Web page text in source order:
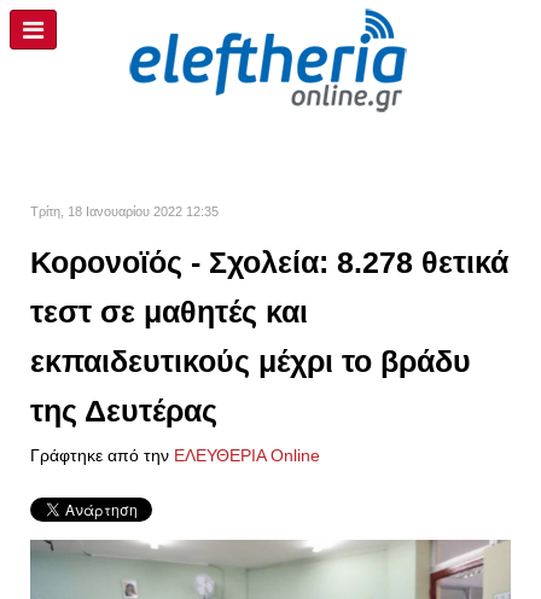
Τρίτη, 18 Ιανουαρίου 2022 12:35
Κορονοϊός - Σχολεία: 8.278 θετικά
τεστ σε μαθητές και
εκπαιδευτικούς μέχρι το βράδυ
της Δευτέρας
Γράφτηκε από την ΕΛΕΥΘΕΡΙΑ Online